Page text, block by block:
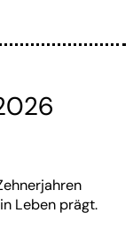
Leben prägt.